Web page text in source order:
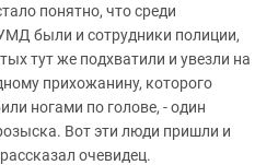
понятно, что среди
были и сотрудники полиции,
тут же подхватили и увезли на
прихожанину, которого
ногами по голове, - один
Вот эти люди пришли и
очевидец.